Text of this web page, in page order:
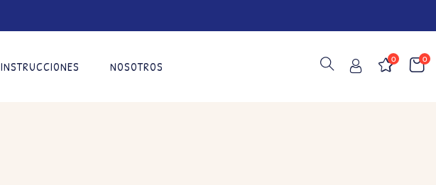
INSTRUCCIONES NOSOTROS
0
0